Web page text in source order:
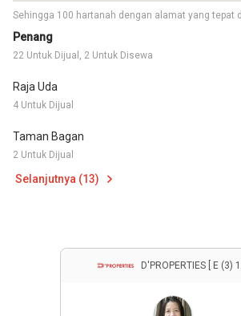
Penang
22 Untuk Dijual, 2 Untuk Disewa
Raja Uda
4 Untuk Dijual
Taman Bagan
2 Untuk Dijual
Selanjutnya (13)
Sehingga 100 hartanah dengan alamat yang tepat
D'PROPERTIES [ E (3)